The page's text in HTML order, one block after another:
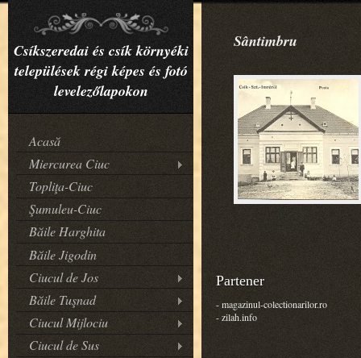
Csíkszeredai és csík környéki
települések régi képes és fotó
levelezőlapokon
Acasă
Miercurea Ciuc
Topliţa-Ciuc
Şumuleu-Ciuc
Băile Harghita
Băile Jigodin
Ciucul de Jos
Băile Tuşnad
Ciucul Mijlociu
Ciucul de Sus
Sântimbru
Partener
- magazinul-colectionarilor.ro
- zilah.info